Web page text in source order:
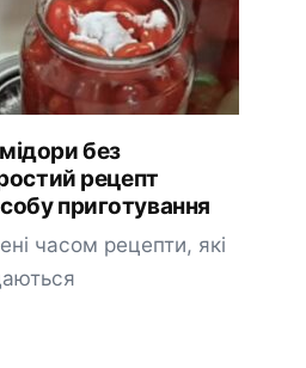
без
рецепт
приготування
часом рецепти, які